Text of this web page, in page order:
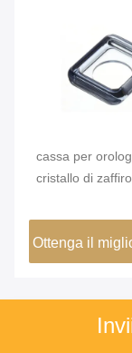
cassa per
cristallo di
per orologio di
la parte
Ottenga il